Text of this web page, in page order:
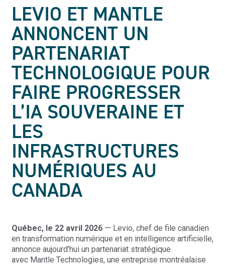
LEVIO ET MANTLE
ANNONCENT UN
PARTENARIAT
TECHNOLOGIQUE POUR
FAIRE PROGRESSER
L’IA SOUVERAINE ET
LES
INFRASTRUCTURES
NUMÉRIQUES AU
CANADA
Québec, le 22 avril 2026 — Levio, chef de file canadien
en transformation numérique et en intelligence artificielle,
annonce aujourd’hui un partenariat stratégique
avec Mantle Technologies, une entreprise montréalaise